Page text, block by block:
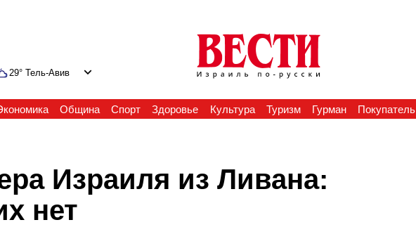
29° Тель-Авив
Община Спорт Здоровье Культура Туризм Гурман Покупатель
Израиля из Ливана:
нет